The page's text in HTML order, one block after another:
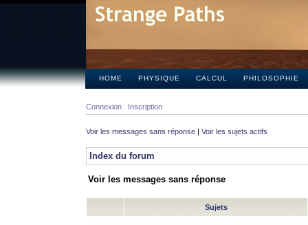
HOME PHYSIQUE CALCUL PHILOSOPHIE
Connexion Inscription
Voir les messages sans réponse | Voir les sujets actifs
Index du forum
Voir les messages sans réponse
Sujets